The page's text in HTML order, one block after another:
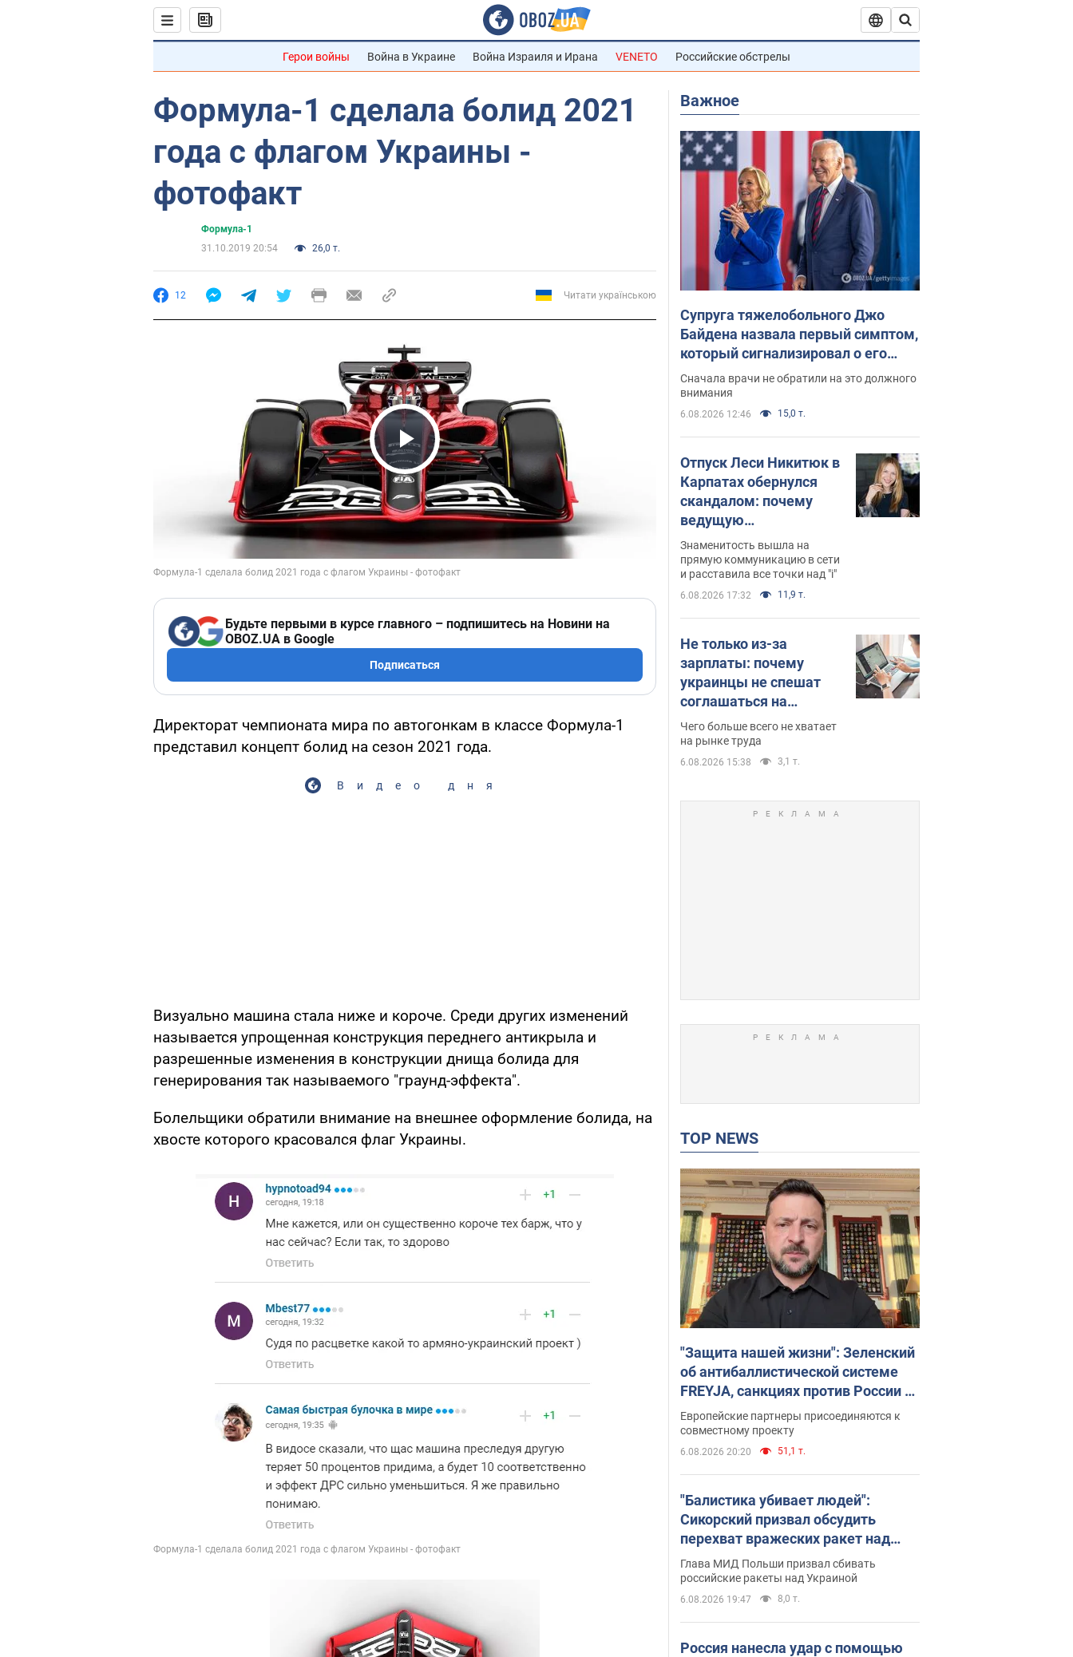
Герои войны Война в Украине Война Израиля и Ирана VENETO Российские обстрелы
Формула-1 сделала болид 2021
года с флагом Украины -
фотофакт
Формула-1
31.10.2019 20:54
26,0 т.
12 Читати українською
Play Video
Будьте первыми в курсе главного – подпишитесь на Новини на
OBOZ.UA в Google
Подписаться
Директорат чемпионата мира по автогонкам в классе Формула-1
представил концепт болид на сезон 2021 года.
Видео дня
Визуально машина стала ниже и короче. Среди других изменений
называется упрощенная конструкция переднего антикрыла и
разрешенные изменения в конструкции днища болида для
генерирования так называемого "граунд-эффекта".
Болельщики обратили внимание на внешнее оформление болида, на
хвосте которого красовался флаг Украины.
Важное
Супруга тяжелобольного Джо
Байдена назвала первый симптом,
который сигнализировал о его
"агрессивном" раке
Сначала врачи не обратили на это должного
внимания
6.08.2026 12:46 15,0 т.
Отпуск Леси Никитюк в
Карпатах обернулся
скандалом: почему
ведущую
несправедливо
захейтили
Знаменитость вышла на
прямую коммуникацию в сети
и расставила все точки над "i"
6.08.2026 17:32 11,9 т.
Не только из-за
зарплаты: почему
украинцы не спешат
соглашаться на
вакансии
Чего больше всего не хватает
на рынке труда
6.08.2026 15:38 3,1 т.
TOP NEWS
"Защита нашей жизни": Зеленский
об антибаллистической системе
FREYJA, санкциях против России и
поддержке аграриев. Видео
Европейские партнеры присоединяются к
совместному проекту
6.08.2026 20:20 51,1 т.
"Балистика убивает людей":
Сикорский призвал обсудить
перехват вражеских ракет над
Украиной
Глава МИД Польши призвал сбивать
российские ракеты над Украиной
6.08.2026 19:47 8,0 т.
Россия нанесла удар с помощью